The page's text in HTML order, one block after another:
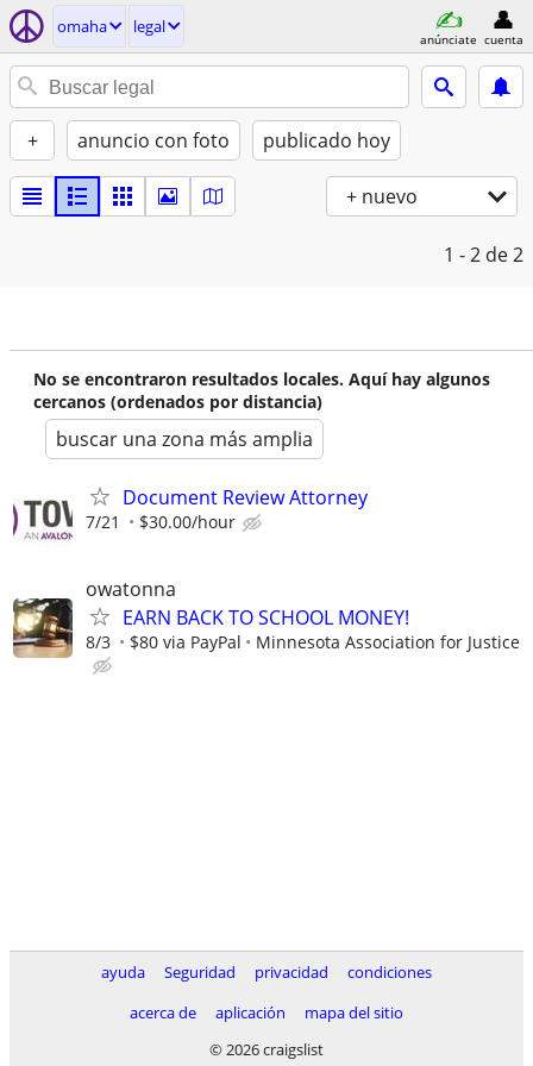
omaha legal
anúnciate cuenta
+ anuncio con foto publicado hoy
+ nuevo
1 - 2 de 2
No se encontraron resultados locales. Aquí hay algunos
cercanos (ordenados por distancia)
buscar una zona más amplia
Document Review Attorney
7/21 $30.00/hour
owatonna
EARN BACK TO SCHOOL MONEY!
8/3 $80 via PayPal Minnesota Association for Justice
ayuda Seguridad privacidad
condiciones
acerca de
aplicación
mapa del sitio
© 2026 craigslist